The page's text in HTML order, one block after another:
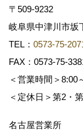
〒509-9232
岐阜県中津川市坂
TEL： 0573-75-
FAX：0573-75-
＜営業時間＞8:00
＜定休日＞第2・
名古屋営業所